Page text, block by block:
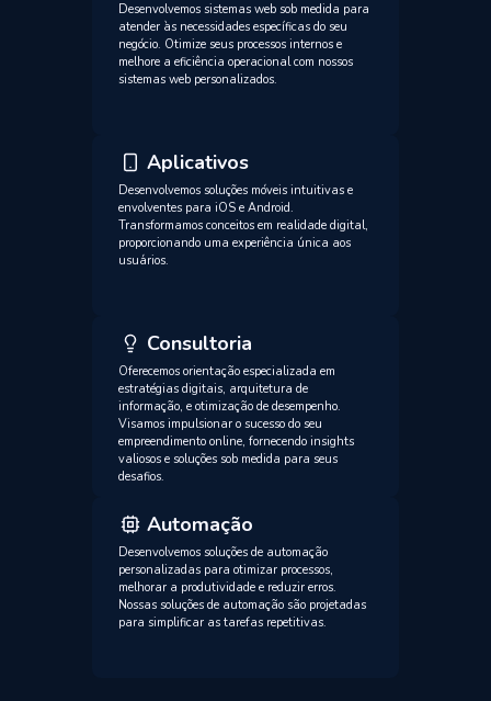
Desenvolvemos sistemas web sob medida para
atender às necessidades específicas do seu
negócio. Otimize seus processos internos e
melhore a eficiência operacional com nossos
sistemas web personalizados.
Aplicativos
Desenvolvemos soluções móveis intuitivas e
envolventes para iOS e Android.
Transformamos conceitos em realidade digital,
proporcionando uma experiência única aos
usuários.
Consultoria
Oferecemos orientação especializada em
estratégias digitais, arquitetura de
informação, e otimização de desempenho.
Visamos impulsionar o sucesso do seu
empreendimento online, fornecendo insights
valiosos e soluções sob medida para seus
desafios.
Automação
Desenvolvemos soluções de automação
personalizadas para otimizar processos,
melhorar a produtividade e reduzir erros.
Nossas soluções de automação são projetadas
para simplificar as tarefas repetitivas.